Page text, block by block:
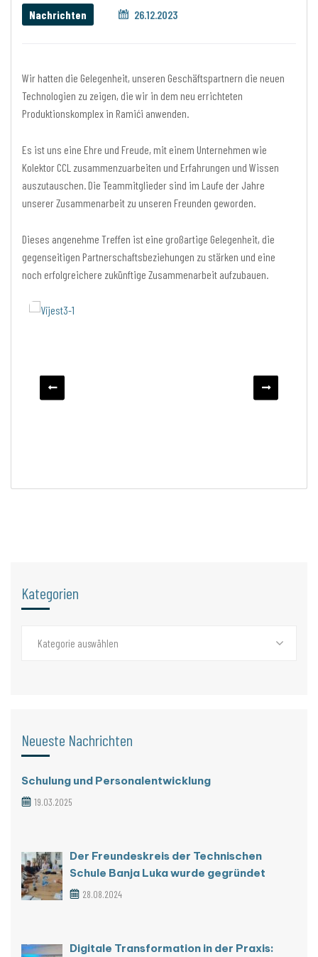
Nachrichten 26.12.2023
Wir hatten die Gelegenheit, unseren Geschäftspartnern die neuen
Technologien zu zeigen, die wir in dem neu errichteten
Produktionskomplex in Ramići anwenden.
Es ist uns eine Ehre und Freude, mit einem Unternehmen wie
Kolektor CCL zusammenzuarbeiten und Erfahrungen und Wissen
auszutauschen. Die Teammitglieder sind im Laufe der Jahre
unserer Zusammenarbeit zu unseren Freunden geworden.
Dieses angenehme Treffen ist eine großartige Gelegenheit, die
gegenseitigen Partnerschaftsbeziehungen zu stärken und eine
noch erfolgreichere zukünftige Zusammenarbeit aufzubauen.
Kategorien
Kategorie auswählen
Neueste Nachrichten
Schulung und Personalentwicklung
19.03.2025
Der Freundeskreis der Technischen
Schule Banja Luka wurde gegründet
28.08.2024
Digitale Transformation in der Praxis: